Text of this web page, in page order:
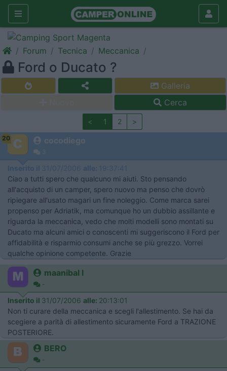
Forum Tecnica Meccanica
Ford o Ducato ?
Galleria
Cerca
< 1 2 >
20 cocodiego
3
Inserito il 31/07/2006 alle: 19:37:41
Ciao a tutti spero che qualcuno mi aiuti. Sto pensando
all'acquisto di un camper, spero nuovo ma penso che dovrò
ripiegare all'usato magari un fine noleggio. Come marca sarei
propenso per Adriatik, ma comunque ho un dubbio assillante e
riguarda la meccanica, vedo che molti modelli sono montati su
Ducato ma alcuni amici o conoscenti mi suggeriscono il Ford per
affidabilità e risparmio consumi anche se più grezzo. Vorrei
qualche opinione competente. Grazie
maanibal I
-
Inserito il 31/07/2006 alle: 20:13:01
Non ti curare della meccanica e scegli l'allestimento. Se hai da
scegiere a parità di allestimento sicuramente Ford a TRAZIONE
POSTERIORE.
BERO
-